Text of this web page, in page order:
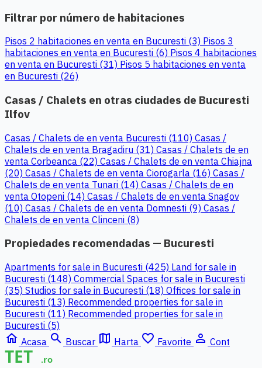
Filtrar por número de habitaciones
Pisos 2 habitaciones en venta en Bucuresti (3) Pisos 3
habitaciones en venta en Bucuresti (6) Pisos 4 habitaciones
en venta en Bucuresti (31) Pisos 5 habitaciones en venta
en Bucuresti (26)
Casas / Chalets en otras ciudades de Bucuresti
Ilfov
Casas / Chalets de en venta Bucuresti (110) Casas /
Chalets de en venta Bragadiru (31) Casas / Chalets de en
venta Corbeanca (22) Casas / Chalets de en venta Chiajna
(20) Casas / Chalets de en venta Ciorogarla (16) Casas /
Chalets de en venta Tunari (14) Casas / Chalets de en
venta Otopeni (14) Casas / Chalets de en venta Snagov
(10) Casas / Chalets de en venta Domnesti (9) Casas /
Chalets de en venta Clinceni (8)
Propiedades recomendadas — Bucuresti
Apartments for sale in Bucuresti (425) Land for sale in
Bucuresti (148) Commercial Spaces for sale in Bucuresti
(35) Studios for sale in Bucuresti (18) Offices for sale in
Bucuresti (13) Recommended properties for sale in
Bucuresti (11) Recommended properties for sale in
Bucuresti (5)
home Acasa search Buscar map Harta favorite_border Favorite person_outline Cont